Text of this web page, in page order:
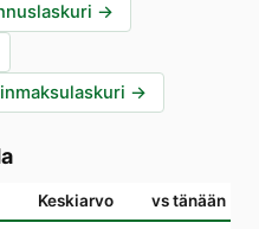
→
→
Keskiarvo vs tänään